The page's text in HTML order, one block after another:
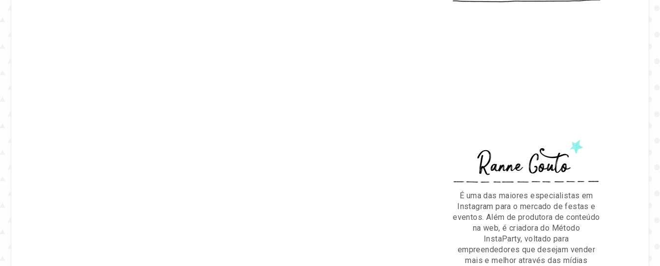
Ranne Couto
É uma das maiores especialistas em
Instagram para o mercado de festas e
eventos. Além de produtora de conteúdo
na web, é criadora do Método
InstaParty, voltado para
empreendedores que desejam vender
mais e melhor através das mídias